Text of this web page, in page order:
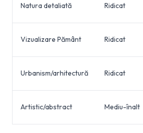
Natura detaliată Ridicat
Vizualizare Pământ Ridicat
Urbanism/arhitectură Ridicat
Artistic/abstract Mediu-înalt